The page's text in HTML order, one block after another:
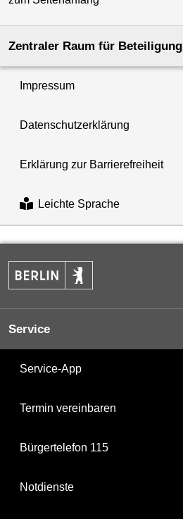
Zentraler Raum für Beteiligung
Impressum
Datenschutzerklärung
Erklärung zur Barrierefreiheit
Leichte Sprache
Service
Service-App
Termin vereinbaren
Bürgertelefon 115
Notdienste